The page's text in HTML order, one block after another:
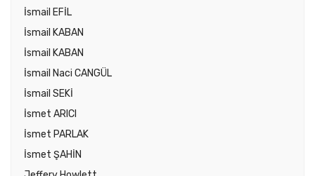
İsmail EFİL
İsmail KABAN
İsmail KABAN
İsmail Naci CANGÜL
İsmail SEKİ
İsmet ARICI
İsmet PARLAK
İsmet ŞAHİN